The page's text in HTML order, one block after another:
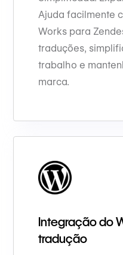
Ajuda facilmente
Works para
traduções,
trabalho e
marca.
Integração do
tradução